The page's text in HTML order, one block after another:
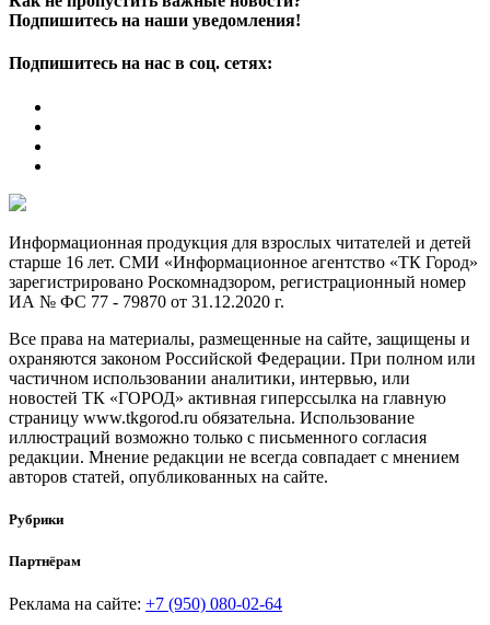
Подпишитесь на наши уведомления!
Подпишитесь на нас в соц. сетях:
Информационная продукция для взрослых читателей и детей
старше 16 лет. СМИ «Информационное агентство «ТК Город»
зарегистрировано Роскомнадзором, регистрационный номер
ИА № ФС 77 - 79870 от 31.12.2020 г.
Все права на материалы, размещенные на сайте, защищены и
охраняются законом Российской Федерации. При полном или
частичном использовании аналитики, интервью, или
новостей ТК «ГОРОД» активная гиперссылка на главную
страницу www.tkgorod.ru обязательна. Использование
иллюстраций возможно только с письменного согласия
редакции. Мнение редакции не всегда совпадает с мнением
авторов статей, опубликованных на сайте.
Рубрики
Партнёрам
Реклама на сайте: +7 (950) 080-02-64